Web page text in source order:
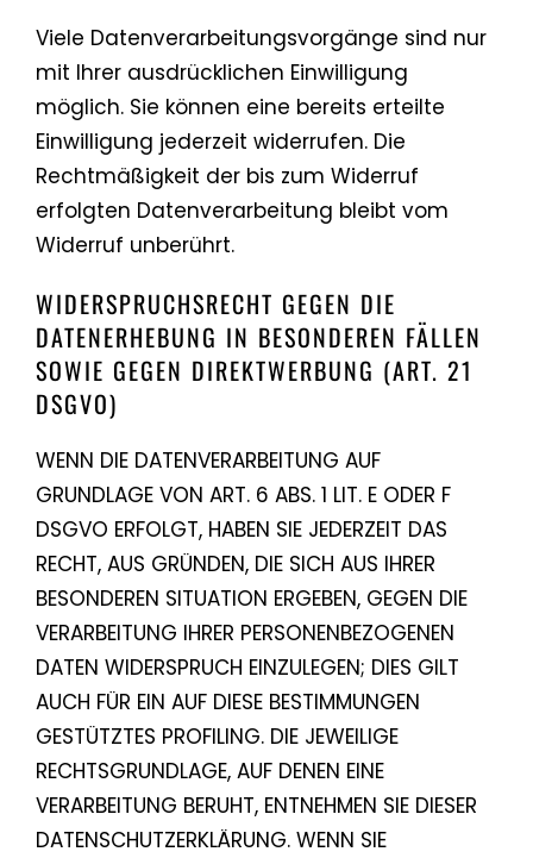
Viele Datenverarbeitungsvorgänge sind nur
mit Ihrer ausdrücklichen Einwilligung
möglich. Sie können eine bereits erteilte
Einwilligung jederzeit widerrufen. Die
Rechtmäßigkeit der bis zum Widerruf
erfolgten Datenverarbeitung bleibt vom
Widerruf unberührt.
WIDERSPRUCHSRECHT GEGEN DIE
DATENERHEBUNG IN BESONDEREN FÄLLEN
SOWIE GEGEN DIREKTWERBUNG (ART. 21
DSGVO)
WENN DIE DATENVERARBEITUNG AUF
GRUNDLAGE VON ART. 6 ABS. 1 LIT. E ODER F
DSGVO ERFOLGT, HABEN SIE JEDERZEIT DAS
RECHT, AUS GRÜNDEN, DIE SICH AUS IHRER
BESONDEREN SITUATION ERGEBEN, GEGEN DIE
VERARBEITUNG IHRER PERSONENBEZOGENEN
DATEN WIDERSPRUCH EINZULEGEN; DIES GILT
AUCH FÜR EIN AUF DIESE BESTIMMUNGEN
GESTÜTZTES PROFILING. DIE JEWEILIGE
RECHTSGRUNDLAGE, AUF DENEN EINE
VERARBEITUNG BERUHT, ENTNEHMEN SIE DIESER
DATENSCHUTZERKLÄRUNG. WENN SIE